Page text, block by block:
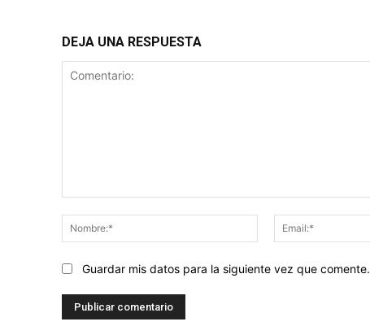
DEJA UNA RESPUESTA
Nombre:*
Guardar mis datos para la siguiente vez que comente.